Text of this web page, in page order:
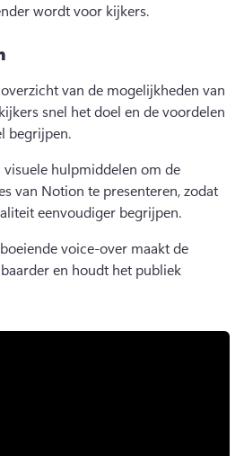
wordt voor kijkers.
van de mogelijkheden van
snel het doel en de voordelen
begrijpen.
hulpmiddelen om de
van Notion te presenteren, zodat
eenvoudiger begrijpen.
voice-over maakt de
en houdt het publiek